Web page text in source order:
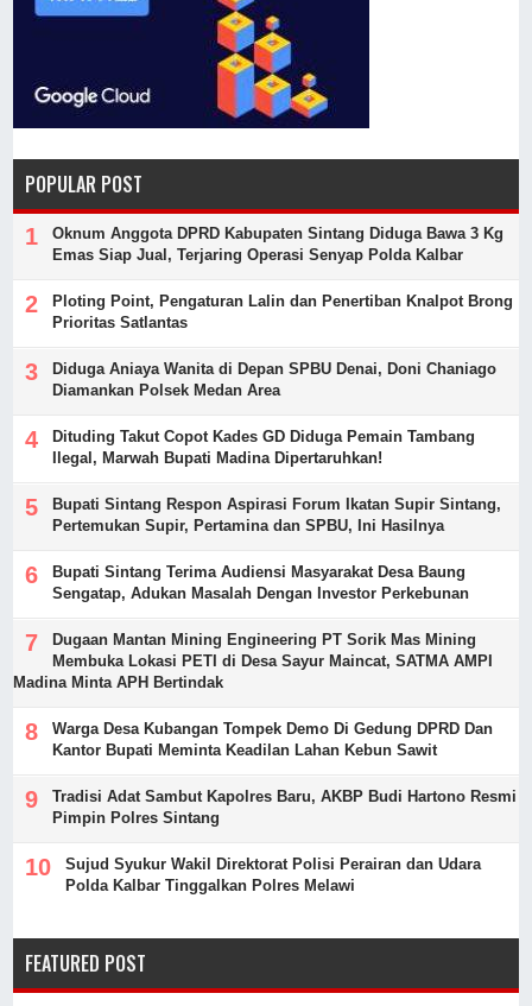
POPULAR POST
Oknum Anggota DPRD Kabupaten Sintang Diduga Bawa 3 Kg
Emas Siap Jual, Terjaring Operasi Senyap Polda Kalbar
Ploting Point, Pengaturan Lalin dan Penertiban Knalpot Brong
Prioritas Satlantas
Diduga Aniaya Wanita di Depan SPBU Denai, Doni Chaniago
Diamankan Polsek Medan Area
Dituding Takut Copot Kades GD Diduga Pemain Tambang
Ilegal, Marwah Bupati Madina Dipertaruhkan!
Bupati Sintang Respon Aspirasi Forum Ikatan Supir Sintang,
Pertemukan Supir, Pertamina dan SPBU, Ini Hasilnya
Bupati Sintang Terima Audiensi Masyarakat Desa Baung
Sengatap, Adukan Masalah Dengan Investor Perkebunan
Dugaan Mantan Mining Engineering PT Sorik Mas Mining
Membuka Lokasi PETI di Desa Sayur Maincat, SATMA AMPI
Madina Minta APH Bertindak
Warga Desa Kubangan Tompek Demo Di Gedung DPRD Dan
Kantor Bupati Meminta Keadilan Lahan Kebun Sawit
Tradisi Adat Sambut Kapolres Baru, AKBP Budi Hartono Resmi
Pimpin Polres Sintang
Sujud Syukur Wakil Direktorat Polisi Perairan dan Udara
Polda Kalbar Tinggalkan Polres Melawi
FEATURED POST